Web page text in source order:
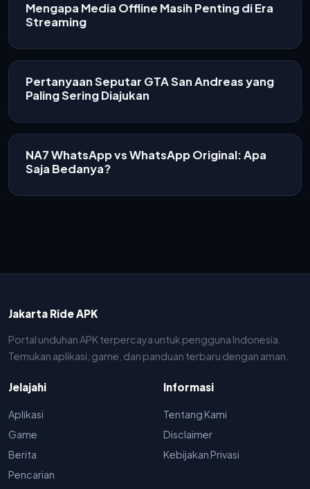
Mengapa Media Offline Masih Penting di Era
Streaming
Pertanyaan Seputar GTA San Andreas yang
Paling Sering Diajukan
NA7 WhatsApp vs WhatsApp Original: Apa
Saja Bedanya?
Jakarta Ride APK
Portal unduhan APK terpercaya untuk pengguna Indonesia.
Temukan aplikasi, game, dan panduan terbaru dengan aman.
Jelajahi
Aplikasi
Game
Berita
Pencarian
Informasi
Tentang Kami
Disclaimer
Kebijakan Privasi